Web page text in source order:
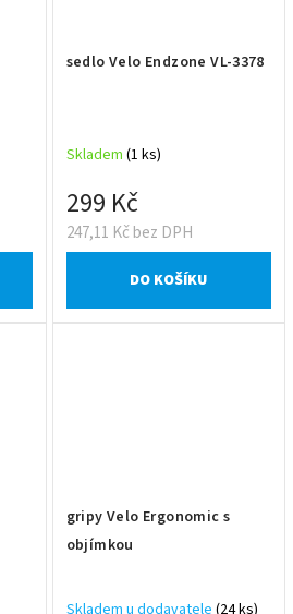
sedlo Velo Endzone VL-3378
Skladem (1 ks)
247,11 Kč bez DPH
299 Kč
DO KOŠÍKU
gripy Velo Ergonomic s
objímkou